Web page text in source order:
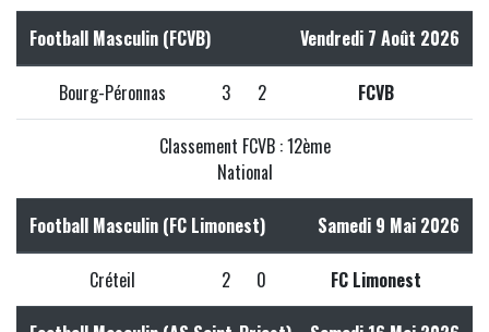
Football Masculin (FCVB) Vendredi 7 Août 2026
Bourg-Péronnas 3 2 FCVB
Classement FCVB : 12ème
National
Football Masculin (FC Limonest) Samedi 9 Mai 2026
Créteil 2 0 FC Limonest